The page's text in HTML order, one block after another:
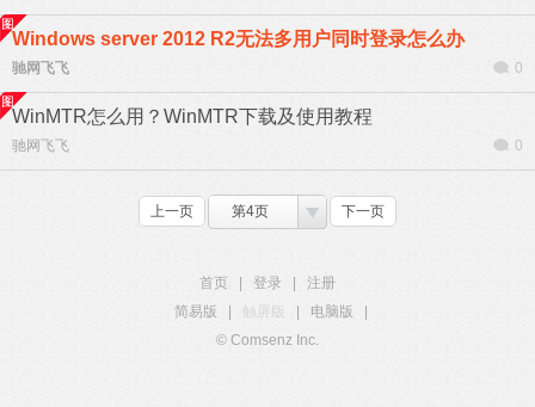
Windows server 2012 R2无法多用户同时登录怎么办
驰网飞飞 0
WinMTR怎么用？WinMTR下载及使用教程
驰网飞飞 0
上一页 第4页 下一页
首页 登录
注册
简易版
触屏版 电脑版
© Comsenz Inc.